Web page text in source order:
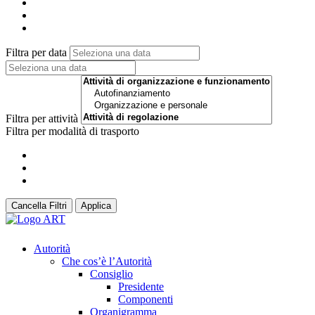
Filtra per data
Filtra per attività
Filtra per modalità di trasporto
Cancella Filtri Applica
Autorità
Che cos’è l’Autorità
Consiglio
Presidente
Componenti
Organigramma